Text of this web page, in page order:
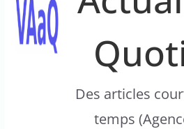
Des articles
temps